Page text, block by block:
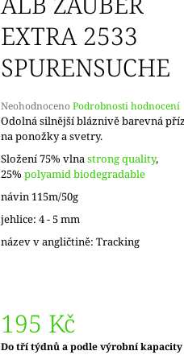
EXTRA 2533
SPURENSUCHE
Průměrné
hodnocení
produktu
0,0
z
5
NeohodnocenoPodrobnosti hodnocení
Odolná silnější bláznivě barevná
na ponožky a svetry.
Složení 75% vlnastrong quality,
25% polyamid biodegradable
návin 115m/50g
jehlice: 4 - 5 mm
název v angličtině: Tracking
195 Kč
Měrná
Do tří týdnů a podle výrobní kapacity